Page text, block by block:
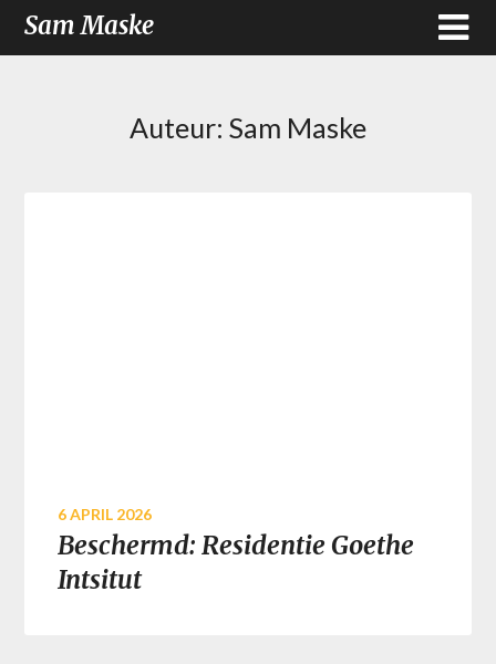
Sam Maske
Auteur: Sam Maske
6 APRIL 2026
Beschermd: Residentie Goethe
Intsitut